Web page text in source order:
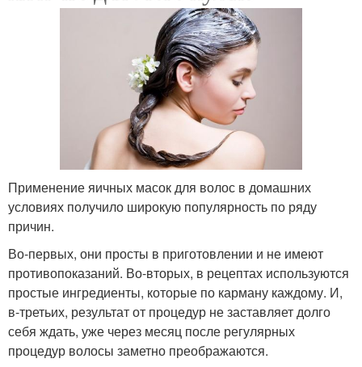
Применение яичных масок для волос в домашних
условиях получило широкую популярность по ряду
причин.
Во-первых, они просты в приготовлении и не имеют
противопоказаний. Во-вторых, в рецептах используются
простые ингредиенты, которые по карману каждому. И,
в-третьих, результат от процедур не заставляет долго
себя ждать, уже через месяц после регулярных
процедур волосы заметно преображаются.